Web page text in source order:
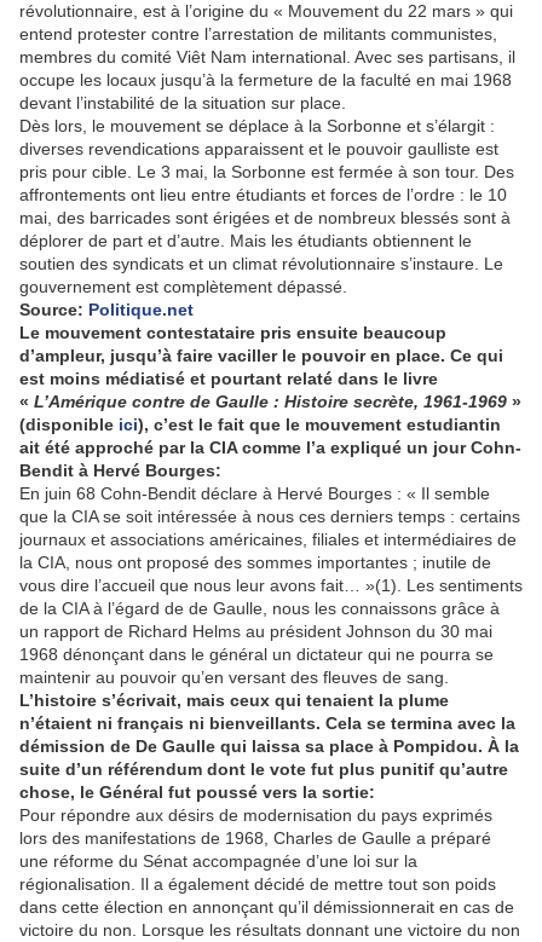
révolutionnaire, est à l’origine du « Mouvement du 22 mars » qui
entend protester contre l’arrestation de militants communistes,
membres du comité Viêt Nam international. Avec ses partisans, il
occupe les locaux jusqu’à la fermeture de la faculté en mai 1968
devant l’instabilité de la situation sur place.
Dès lors, le mouvement se déplace à la Sorbonne et s’élargit :
diverses revendications apparaissent et le pouvoir gaulliste est
pris pour cible. Le 3 mai, la Sorbonne est fermée à son tour. Des
affrontements ont lieu entre étudiants et forces de l’ordre : le 10
mai, des barricades sont érigées et de nombreux blessés sont à
déplorer de part et d’autre. Mais les étudiants obtiennent le
soutien des syndicats et un climat révolutionnaire s’instaure. Le
gouvernement est complètement dépassé.
Source: Politique.net
Le mouvement contestataire pris ensuite beaucoup
d’ampleur, jusqu’à faire vaciller le pouvoir en place. Ce qui
est moins médiatisé et pourtant relaté dans le livre
« L’Amérique contre de Gaulle : Histoire secrète, 1961-1969 »
(disponible ici), c’est le fait que le mouvement estudiantin
ait été approché par la CIA comme l’a expliqué un jour Cohn-
Bendit à Hervé Bourges:
En juin 68 Cohn-Bendit déclare à Hervé Bourges : « Il semble
que la CIA se soit intéressée à nous ces derniers temps : certains
journaux et associations américaines, filiales et intermédiaires de
la CIA, nous ont proposé des sommes importantes ; inutile de
vous dire l’accueil que nous leur avons fait… »(1). Les sentiments
de la CIA à l’égard de de Gaulle, nous les connaissons grâce à
un rapport de Richard Helms au président Johnson du 30 mai
1968 dénonçant dans le général un dictateur qui ne pourra se
maintenir au pouvoir qu’en versant des fleuves de sang.
L’histoire s’écrivait, mais ceux qui tenaient la plume
n’étaient ni français ni bienveillants. Cela se termina avec la
démission de De Gaulle qui laissa sa place à Pompidou. À la
suite d’un référendum dont le vote fut plus punitif qu’autre
chose, le Général fut poussé vers la sortie:
Pour répondre aux désirs de modernisation du pays exprimés
lors des manifestations de 1968, Charles de Gaulle a préparé
une réforme du Sénat accompagnée d’une loi sur la
régionalisation. Il a également décidé de mettre tout son poids
dans cette élection en annonçant qu’il démissionnerait en cas de
victoire du non. Lorsque les résultats donnant une victoire du non